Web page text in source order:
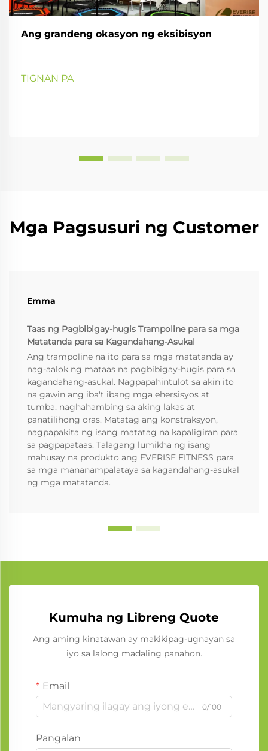
Ang grandeng okasyon ng eksibisyon
TIGNAN PA
Mga Pagsusuri ng Customer
Emma
Taas ng Pagbibigay-hugis Trampoline para sa mga
Matatanda para sa Kagandahang-Asukal
Ang trampoline na ito para sa mga matatanda ay
nag-aalok ng mataas na pagbibigay-hugis para sa
kagandahang-asukal. Nagpapahintulot sa akin ito
na gawin ang iba't ibang mga ehersisyos at
tumba, naghahambing sa aking lakas at
panatilihong oras. Matatag ang konstraksyon,
nagpapakita ng isang matatag na kapaligiran para
sa pagpapataas. Talagang lumikha ng isang
mahusay na produkto ang EVERISE FITNESS para
sa mga mananampalataya sa kagandahang-asukal
ng mga matatanda.
Kumuha ng Libreng Quote
Ang aming kinatawan ay makikipag-ugnayan sa
iyo sa lalong madaling panahon.
Email
0/100
Pangalan